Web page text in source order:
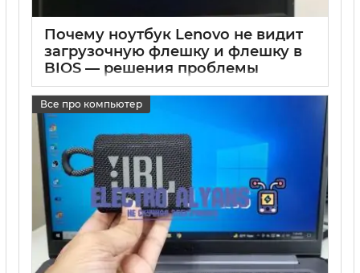
Почему ноутбук Lenovo не видит
загрузочную флешку и флешку в
BIOS — решения проблемы
Все про компьютер